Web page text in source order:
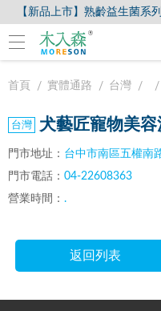
【新品上市】熟齡益生菌系
首頁 實體通路 台灣
犬藝匠寵物美容
門市地址： 台中市南區五權南
門市電話： 04-22608363
營業時間： .
返回列表